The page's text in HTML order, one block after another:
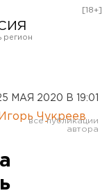
[18+]
МАЯ 2020 В 19:01
Игорь Чукреев